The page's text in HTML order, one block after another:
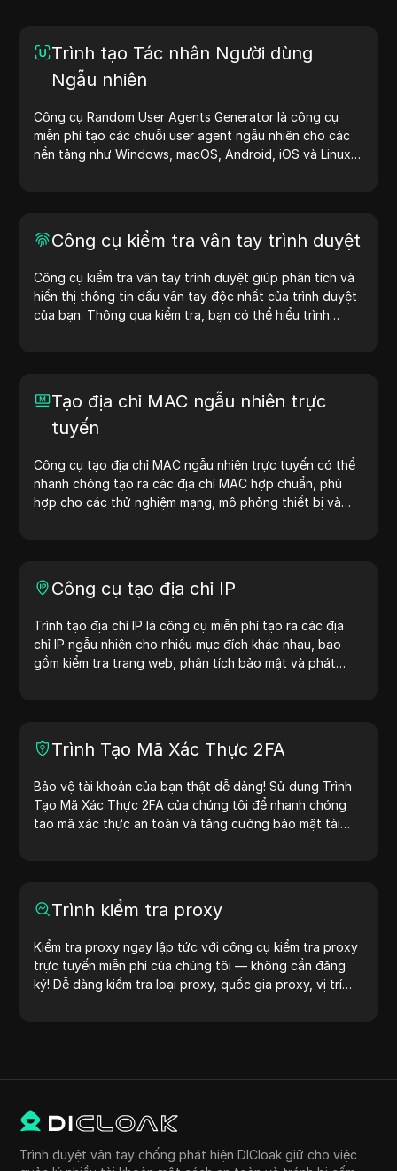
Trình tạo Tác nhân Người dùng
Ngẫu nhiên
Công cụ Random User Agents Generator là công cụ
miễn phí tạo các chuỗi user agent ngẫu nhiên cho các
nền tảng như Windows, macOS, Android, iOS và Linux.
Đơn giản hóa quy trình làm việc của bạn—bắt đầu tạo
user agent ngay hôm nay!
Công cụ kiểm tra vân tay trình duyệt
Công cụ kiểm tra vân tay trình duyệt giúp phân tích và
hiển thị thông tin dấu vân tay độc nhất của trình duyệt
của bạn. Thông qua kiểm tra, bạn có thể hiểu trình
Tạo địa chỉ MAC ngẫu nhiên trực
tuyến
Công cụ tạo địa chỉ MAC ngẫu nhiên trực tuyến có thể
nhanh chóng tạo ra các địa chỉ MAC hợp chuẩn, phù
hợp cho các thử nghiệm mạng, mô phỏng thiết bị và
Công cụ tạo địa chỉ IP
Trình tạo địa chỉ IP là công cụ miễn phí tạo ra các địa
chỉ IP ngẫu nhiên cho nhiều mục đích khác nhau, bao
gồm kiểm tra trang web, phân tích bảo mật và phát
riêng tư và nhiều mục đích khác. Đơn giản hóa quy trình
làm việc và cải thiện quá trình phát triển — tạo địa chỉ
Trình Tạo Mã Xác Thực 2FA
Bảo vệ tài khoản của bạn thật dễ dàng! Sử dụng Trình
Tạo Mã Xác Thực 2FA của chúng tôi để nhanh chóng
tạo mã xác thực an toàn và tăng cường bảo mật tài
Trình kiểm tra proxy
Kiểm tra proxy ngay lập tức với công cụ kiểm tra proxy
trực tuyến miễn phí của chúng tôi — không cần đăng
ký! Dễ dàng kiểm tra loại proxy, quốc gia proxy, vị trí
Trình duyệt vân tay chống phát hiện DICloak giữ cho việc